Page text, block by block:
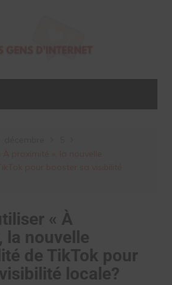
« À
la nouvelle
de TikTok pour
locale?